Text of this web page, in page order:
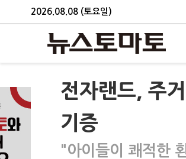
2026.08.08 (토요일)
전자랜드, 주
기증
"아이들이 쾌적한